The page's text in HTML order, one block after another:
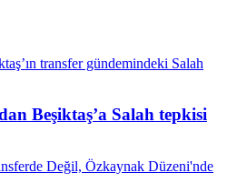
Beşiktaş’a Salah tepkisi